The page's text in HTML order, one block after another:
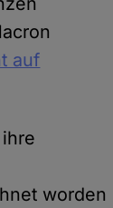
auf
worden